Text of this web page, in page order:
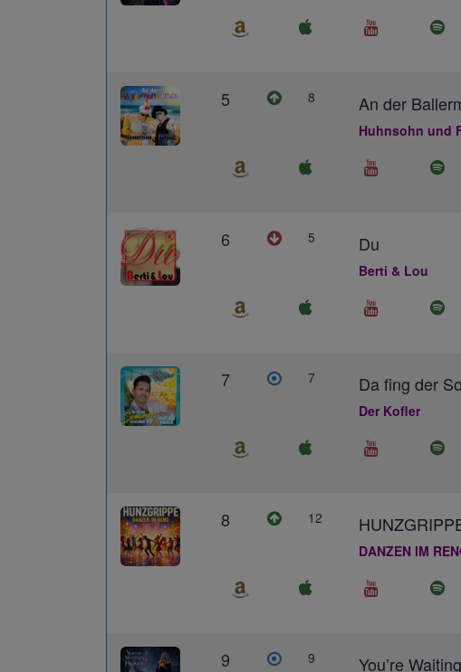
5 8 An der
Huhnsohn und
6 5 Du
Berti & Lou
7 7 Da fing der
Der Kofler
8 12
DANZEN IM
9 9 You’re